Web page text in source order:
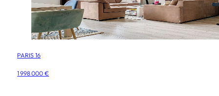
PARIS 16
1 998 000 €